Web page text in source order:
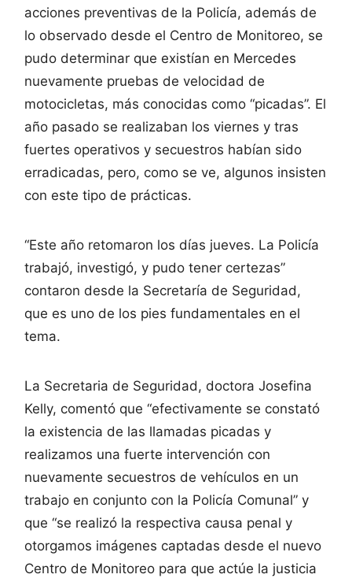
acciones preventivas de la Policía, además de
lo observado desde el Centro de Monitoreo, se
pudo determinar que existían en Mercedes
nuevamente pruebas de velocidad de
motocicletas, más conocidas como “picadas”. El
año pasado se realizaban los viernes y tras
fuertes operativos y secuestros habían sido
erradicadas, pero, como se ve, algunos insisten
con este tipo de prácticas.
“Este año retomaron los días jueves. La Policía
trabajó, investigó, y pudo tener certezas”
contaron desde la Secretaría de Seguridad,
que es uno de los pies fundamentales en el
tema.
La Secretaria de Seguridad, doctora Josefina
Kelly, comentó que “efectivamente se constató
la existencia de las llamadas picadas y
realizamos una fuerte intervención con
nuevamente secuestros de vehículos en un
trabajo en conjunto con la Policía Comunal” y
que “se realizó la respectiva causa penal y
otorgamos imágenes captadas desde el nuevo
Centro de Monitoreo para que actúe la justicia